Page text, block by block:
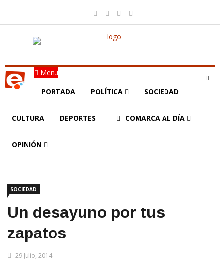
Menu
PORTADA POLÍTICA SOCIEDAD
CULTURA DEPORTES COMARCA AL DÍA
OPINIÓN
SOCIEDAD
Un desayuno por tus
zapatos
29 Julio, 2014